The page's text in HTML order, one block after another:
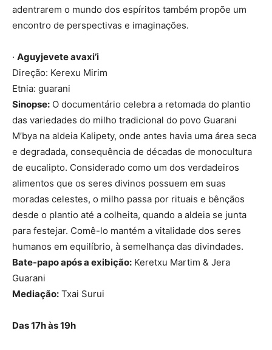
adentrarem o mundo dos espíritos também propõe um
encontro de perspectivas e imaginações.
· Aguyjevete avaxi’i
Direção: Kerexu Mirim
Etnia: guarani
Sinopse: O documentário celebra a retomada do plantio
das variedades do milho tradicional do povo Guarani
M’bya na aldeia Kalipety, onde antes havia uma área seca
e degradada, consequência de décadas de monocultura
de eucalipto. Considerado como um dos verdadeiros
alimentos que os seres divinos possuem em suas
moradas celestes, o milho passa por rituais e bênçãos
desde o plantio até a colheita, quando a aldeia se junta
para festejar. Comê-lo mantém a vitalidade dos seres
humanos em equilíbrio, à semelhança das divindades.
Bate-papo após a exibição: Keretxu Martim & Jera
Guarani
Mediação: Txai Surui
Das 17h às 19h